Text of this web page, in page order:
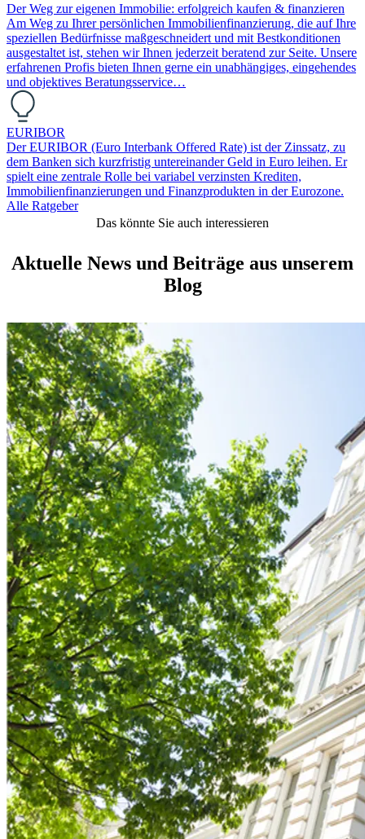
Der Weg zur eigenen Immobilie: erfolgreich kaufen & finanzieren
Am Weg zu Ihrer persönlichen Immobilienfinanzierung, die auf Ihre
speziellen Bedürfnisse maßgeschneidert und mit Bestkonditionen
ausgestaltet ist, stehen wir Ihnen jederzeit beratend zur Seite. Unsere
erfahrenen Profis bieten Ihnen gerne ein unabhängiges, eingehendes
und objektives Beratungsservice…
EURIBOR
Der EURIBOR (Euro Interbank Offered Rate) ist der Zinssatz, zu
dem Banken sich kurzfristig untereinander Geld in Euro leihen. Er
spielt eine zentrale Rolle bei variabel verzinsten Krediten,
Immobilienfinanzierungen und Finanzprodukten in der Eurozone.
Alle Ratgeber
Das könnte Sie auch interessieren
Aktuelle News und Beiträge aus unserem
Blog